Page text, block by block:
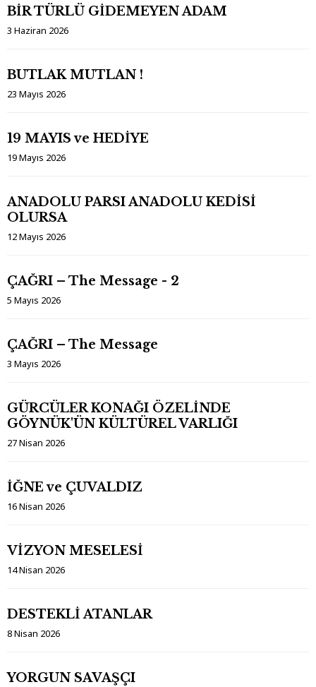
BİR TÜRLÜ GİDEMEYEN ADAM
3 Haziran 2026
BUTLAK MUTLAN !
23 Mayıs 2026
19 MAYIS ve HEDİYE
19 Mayıs 2026
ANADOLU PARSI ANADOLU KEDİSİ
OLURSA
12 Mayıs 2026
ÇAĞRI – The Message - 2
5 Mayıs 2026
ÇAĞRI – The Message
3 Mayıs 2026
GÜRCÜLER KONAĞI ÖZELİNDE
GÖYNÜK'ÜN KÜLTÜREL VARLIĞI
27 Nisan 2026
İĞNE ve ÇUVALDIZ
16 Nisan 2026
VİZYON MESELESİ
14 Nisan 2026
DESTEKLİ ATANLAR
8 Nisan 2026
YORGUN SAVAŞÇI